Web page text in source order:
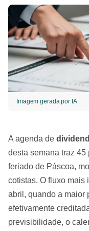
Imagem gerada por IA
A agenda de
desta semana traz
feriado de Páscoa,
cotistas. O fluxo mais
abril, quando a maior
efetivamente
previsibilidade, o